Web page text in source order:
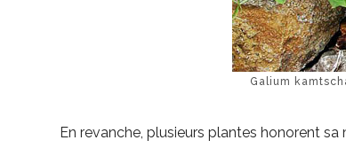
Galium
En revanche, plusieurs plantes honorent